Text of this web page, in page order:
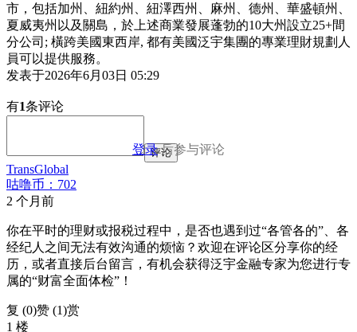
市，包括加州、紐約州、紐澤西州、麻州、德州、華盛頓州、
夏威夷州以及關島，於上述商業發展蓬勃的10大州設立25+間
分公司; 橫跨美國東西岸, 都有美國泛宇集團的專業理財規劃人
員可以提供服務。
发表于2026年6月03日 05:29
有1条评论
登录后参与评论
评论
TransGlobal
咕噜币：702
2 个月前
你在平时的理财或报税过程中，是否也遇到过“各管各的”、各
经纪人之间无法有效沟通的烦恼？欢迎在评论区分享你的经
历，或者直接后台留言，有机会获得泛宇金融专家为您进行专
属的“财富全面体检”！
复 (0)赞 (1)赏
1 楼